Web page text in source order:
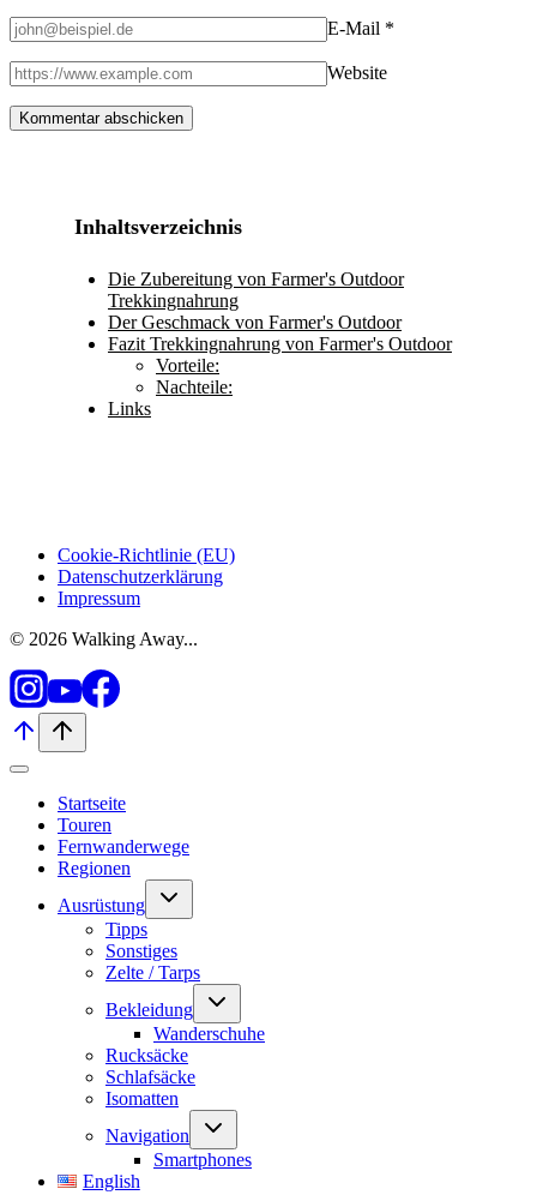
E-Mail *
Website
Inhaltsverzeichnis
Die Zubereitung von Farmer's Outdoor
Trekkingnahrung
Der Geschmack von Farmer's Outdoor
Fazit Trekkingnahrung von Farmer's Outdoor
Vorteile:
Nachteile:
Links
Cookie-Richtlinie (EU)
Datenschutzerklärung
Impressum
© 2026 Walking Away...
Startseite
Touren
Fernwanderwege
Regionen
Ausrüstung
Untermenü
Tipps
Sonstiges
Zelte / Tarps
Bekleidung
Untermenü
Wanderschuhe
Rucksäcke
Schlafsäcke
Isomatten
Navigation
Untermenü
Smartphones
English